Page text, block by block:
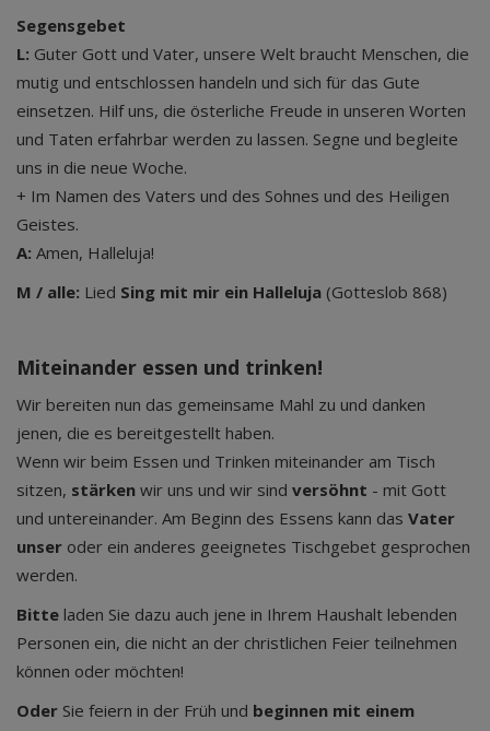
Segensgebet
L: Guter Gott und Vater, unsere Welt braucht Menschen, die
mutig und entschlossen handeln und sich für das Gute
einsetzen. Hilf uns, die österliche Freude in unseren Worten
und Taten erfahrbar werden zu lassen. Segne und begleite
uns in die neue Woche.
+ Im Namen des Vaters und des Sohnes und des Heiligen
Geistes.
A: Amen, Halleluja!
M / alle: Lied Sing mit mir ein Halleluja (Gotteslob 868)
Miteinander essen und trinken!
Wir bereiten nun das gemeinsame Mahl zu und danken
jenen, die es bereitgestellt haben.
Wenn wir beim Essen und Trinken miteinander am Tisch
sitzen, stärken wir uns und wir sind versöhnt - mit Gott
und untereinander. Am Beginn des Essens kann das Vater
unser oder ein anderes geeignetes Tischgebet gesprochen
werden.
Bitte laden Sie dazu auch jene in Ihrem Haushalt lebenden
Personen ein, die nicht an der christlichen Feier teilnehmen
können oder möchten!
Oder Sie feiern in der Früh und beginnen mit einem